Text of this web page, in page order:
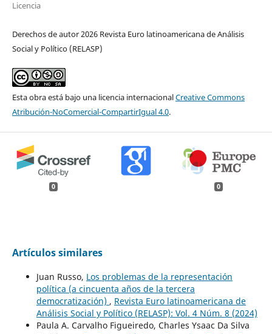
Licencia
Derechos de autor 2026 Revista Euro latinoamericana de Análisis
Social y Político (RELASP)
Esta obra está bajo una licencia internacionalCreative Commons
Atribución-NoComercial-CompartirIgual 4.0.
0 0
Artículos similares
Juan Russo, Los problemas de la representación
política (a cincuenta años de la tercera
democratización) , Revista Euro latinoamericana de
Análisis Social y Político (RELASP): Vol. 4 Núm. 8 (2024)
Paula A. Carvalho Figueiredo, Charles Ysaac Da Silva